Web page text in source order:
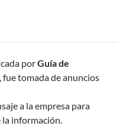
porGuía de
, fue tomada de anuncios
a la empresa para
información.